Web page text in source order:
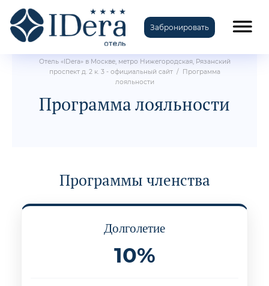
Забронировать
Отель «IDera» в Москве, метро Нижегородская, Рязанский
проспект д. 2 к. 3 - официальный сайт/ Программа
лояльности
Программа лояльности
Программы членства
Долголетие
10%